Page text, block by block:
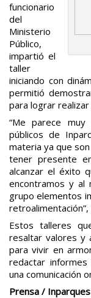
funcionario
del
Ministerio
Público,
impartió el
taller
iniciando con
permitió
para lograr
“Me parece
públicos de
materia ya que
tener presente
alcanzar el éxito
encontramos y
grupo elementos
Estos talleres
resaltar valores y
para vivir en
redactar
una comunicación
Prensa /